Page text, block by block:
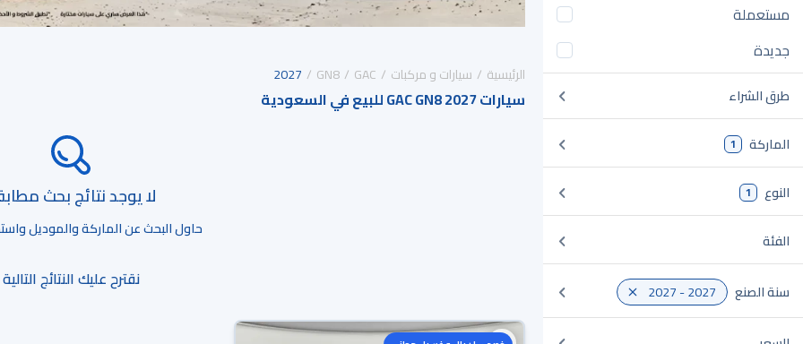
مستعملة
جديدة
طرق الشراء
الماركة 1
النوع 1
الفئة
سنة الصنع 2027 - 2027
الرئيسية سيارات و مركبات GAC
GN8
2027
سيارات GAC GN8 2027 للبيع في السعودية
لا يوجد نتائج بحث
حاول البحث عن الماركة والموديل
نقترح عليك النتائج التالية